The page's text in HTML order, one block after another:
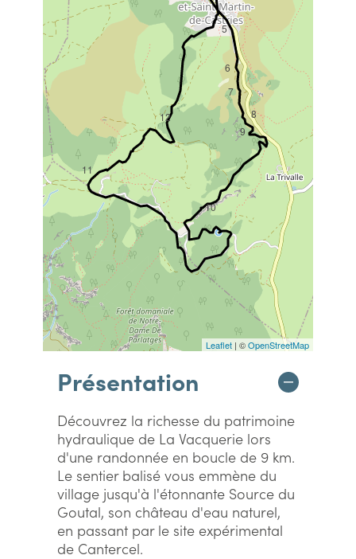
5
6
7
8
9
10
11
12
Leaflet | ©OpenStreetMap
Présentation
Découvrez la richesse du patrimoine
hydraulique de La Vacquerie lors
d'une randonnée en boucle de 9 km.
Le sentier balisé vous emmène du
village jusqu'à l'étonnante Source du
Goutal, son château d'eau naturel,
en passant par le site expérimental
de Cantercel.